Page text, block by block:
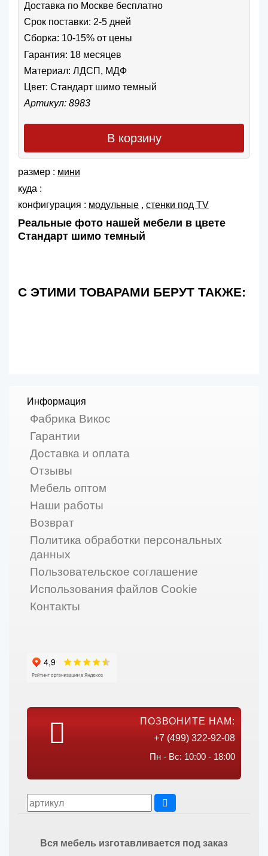
Доставка по Москве бесплатно
Срок поставки: 2-5 дней
Сборка: 10-15% от цены
Гарантия: 18 месяцев
Материал: ЛДСП, МДФ
Цвет: Стандарт шимо темный
Артикул: 8983
В корзину
размер : мини
куда :
конфигурация : модульные , cтенки под TV
Реальные фото нашей мебели в цвете
Стандарт шимо темный
С ЭТИМИ ТОВАРАМИ БЕРУТ ТАКЖЕ:
Информация
Фабрика Викос
Гарантии
Доставка и оплата
Отзывы
Мебель оптом
Наши работы
Возврат
Политика обработки персональных
данных
Пользовательское соглашение
Использования файлов Cookie
Контакты
ПОЗВОНИТЕ НАМ:
+7 (499) 322-92-08
Пн - Вс: 10:00 - 18:00
Вся мебель изготавливается под заказ